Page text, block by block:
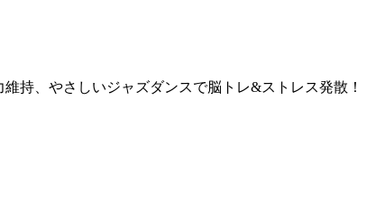
持、やさしいジャズダンスで脳トレ&ストレス発散！